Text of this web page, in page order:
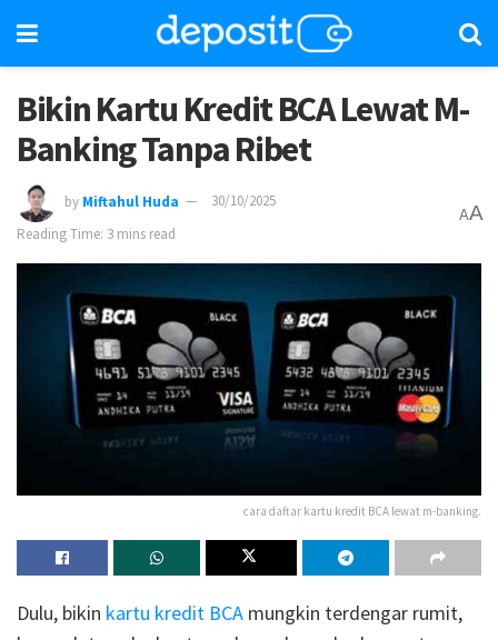
Bikin Kartu Kredit BCA Lewat M-
Banking Tanpa Ribet
by Miftahul Huda
30/10/2025
Reading Time: 3 mins read
AA
cara daftar kartu kredit BCA lewat m-banking.
Dulu, bikin kartu kredit BCA mungkin terdengar rumit,